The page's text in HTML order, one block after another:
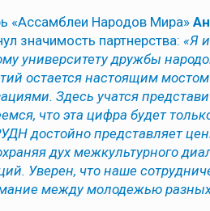
«Ассамблеи Народов Мира»
значимость партнерства: «Я
университету дружбы
остается настоящим
Здесь учатся
что эта цифра будет
достойно представляет
дух межкультурного
Уверен, что наше
между молодежью